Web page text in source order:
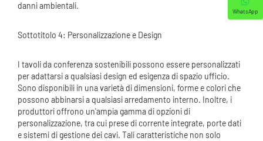
danni ambientali.
Sottotitolo 4: Personalizzazione e Design
I tavoli da conferenza sostenibili possono essere personalizzati
per adattarsi a qualsiasi design ed esigenza di spazio ufficio.
Sono disponibili in una varietà di dimensioni, forme e colori che
possono abbinarsi a qualsiasi arredamento interno. Inoltre, i
produttori offrono un'ampia gamma di opzioni di
personalizzazione, tra cui prese di corrente integrate, porte dati
e sistemi di gestione dei cavi. Tali caratteristiche non solo
WhatsApp